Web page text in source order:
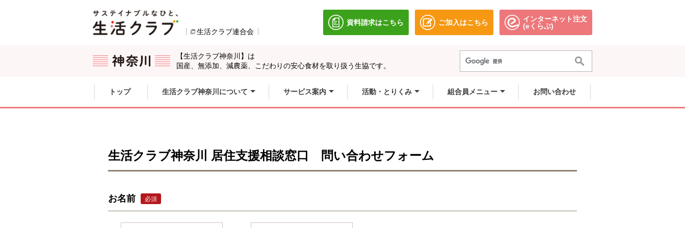
生活クラブ連合会 別のウィンドウで開きます。
資料請求はこちら
別のウィンドウで開きます。ご加入はこちら
別のウィンドウで開きます。
インターネット注文
(eくらぶ)別のウィンドウで開きます。
【生活クラブ神奈川】は
国産、無添加、減農薬、こだわりの安心食材を取り扱う生協です。
別のウィンドウで開きます。
別のウィンドウで開きます。
別のウィンドウで開きます。
ここからサイト内共通メニューです。
サイト内共通メニューをスキップする
トップ 生活クラブ神奈川について サービス案内 活動・とりくみ 組合員メニュー お問い合わせ
生活クラブ神奈川 居住支援相談窓口 問い合わせフォーム
お名前 必須